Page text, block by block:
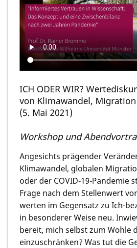
ICH ODER WIR?
von Klimawandel,
(5. Mai 2021)
Workshop und
Angesichts prägender
Klimawandel, globalen
oder der COVID-19-Pandemie
Frage nach dem Stellenwert
werten im Gegensatz zu Ich-
in besonderer Weise neu.
bereit, mich selbst zum Wohle
einzuschränken? Was tut die